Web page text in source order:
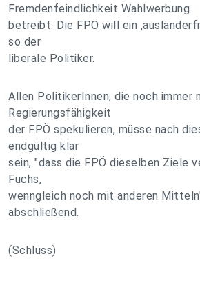
Fremdenfeindlichkeit Wahlwerbung
betreibt. Die FPÖ will ein
so der
liberale Politiker.
Allen PolitikerInnen, die noch immer
Regierungsfähigkeit
der FPÖ spekulieren, müsse nach
endgültig klar
sein, "dass die FPÖ dieselben Ziele
Fuchs,
wenngleich noch mit anderen
abschließend.
(Schluss)